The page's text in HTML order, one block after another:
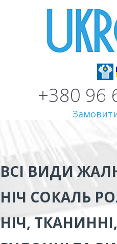
+380 96
ВСІ ВИДИ
НІЧ СОКАЛЬ
НІЧ,